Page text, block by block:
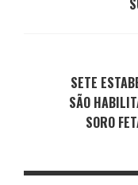
SETE
SÃO
SORO